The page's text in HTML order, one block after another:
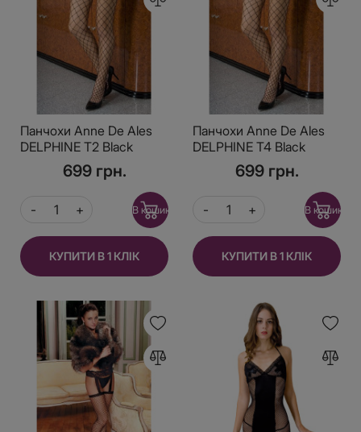
Панчохи Anne De Ales
DELPHINE T2 Black
699 грн.
В кошик
КУПИТИ В 1 КЛІК
Панчохи Anne De Ales
DELPHINE T4 Black
699 грн.
В кошик
КУПИТИ В 1 КЛІК